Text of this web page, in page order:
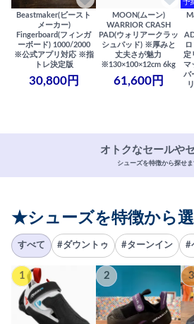
Beastmaker(ビースト
メーカー)
Fingerboard(フィンガ
ーボード) 1000/2000
※公式アプリ対応 ※指
トレ決定版
30,800円
MOON(ムーン)
WARRIOR CRASH
PAD(ウォリアークラッ
シュパッド) ※厚みと
丈夫さが魅力
※130×100×12cm 6kg
61,600円
予
定
マ
バ
オトクなセールや
シューズを特徴から探せま
★シューズを特徴から
すべて #ダウントゥ #ターンイン #
1 2 3